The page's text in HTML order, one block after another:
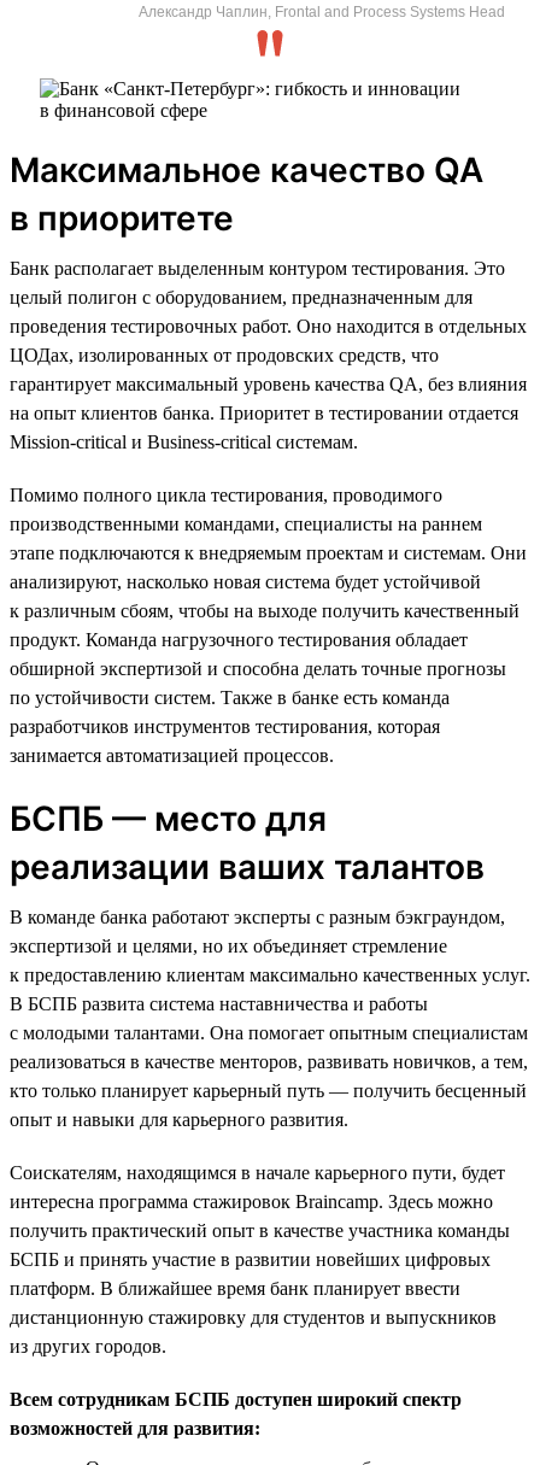
Александр Чаплин, Frontal and Process Systems Head
Максимальное качество QA
в приоритете
Банк располагает выделенным контуром тестирования. Это
целый полигон с оборудованием, предназначенным для
проведения тестировочных работ. Оно находится в отдельных
ЦОДах, изолированных от продовских средств, что
гарантирует максимальный уровень качества QA, без влияния
на опыт клиентов банка. Приоритет в тестировании отдается
Mission-critical и Business-critical системам.
Помимо полного цикла тестирования, проводимого
производственными командами, специалисты на раннем
этапе подключаются к внедряемым проектам и системам. Они
анализируют, насколько новая система будет устойчивой
к различным сбоям, чтобы на выходе получить качественный
продукт. Команда нагрузочного тестирования обладает
обширной экспертизой и способна делать точные прогнозы
по устойчивости систем. Также в банке есть команда
разработчиков инструментов тестирования, которая
занимается автоматизацией процессов.
БСПБ — место для
реализации ваших талантов
В команде банка работают эксперты с разным бэкграундом,
экспертизой и целями, но их объединяет стремление
к предоставлению клиентам максимально качественных услуг.
В БСПБ развита система наставничества и работы
с молодыми талантами. Она помогает опытным специалистам
реализоваться в качестве менторов, развивать новичков, а тем,
кто только планирует карьерный путь — получить бесценный
опыт и навыки для карьерного развития.
Соискателям, находящимся в начале карьерного пути, будет
интересна программа стажировок Braincamp. Здесь можно
получить практический опыт в качестве участника команды
БСПБ и принять участие в развитии новейших цифровых
платформ. В ближайшее время банк планирует ввести
дистанционную стажировку для студентов и выпускников
из других городов.
Всем сотрудникам БСПБ доступен широкий спектр
возможностей для развития: